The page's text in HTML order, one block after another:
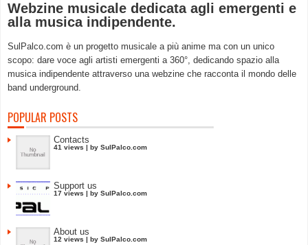
Webzine musicale dedicata agli emergenti e
alla musica indipendente.
SulPalco.com è un progetto musicale a più anime ma con un unico
scopo: dare voce agli artisti emergenti a 360°, dedicando spazio alla
musica indipendente attraverso una webzine che racconta il mondo delle
band underground.
POPULAR POSTS
Contacts
41 views | by SulPalco.com
Support us
17 views | by SulPalco.com
About us
12 views | by SulPalco.com